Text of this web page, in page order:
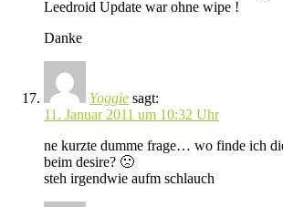
Leedroid Update war ohne wipe !
Danke
Yoggie sagt:
11. Januar 2011 um 10:32 Uhr
ne kurzte dumme frage… wo finde ich
beim desire? 🙁
steh irgendwie aufm schlauch